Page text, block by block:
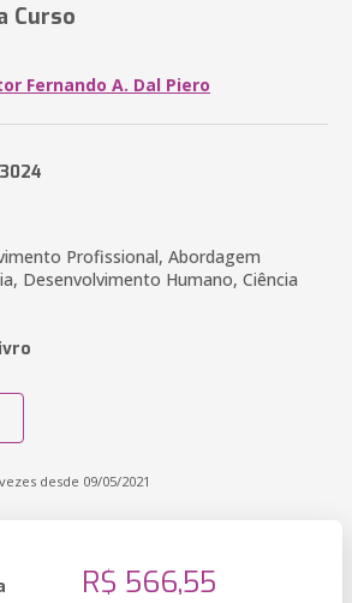
Curso
Fernando A. Dal Piero
Profissional, Abordagem
Desenvolvimento Humano, Ciência
desde 09/05/2021
R$ 566,55